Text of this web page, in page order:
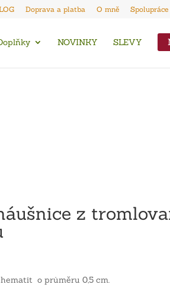
Doprava a platba O mně Spolupráce
NOVINKY SLEVY
z
o průměru 0,5 cm.